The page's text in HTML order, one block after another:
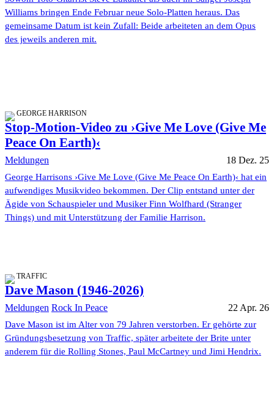
Williams bringen Ende Februar neue Solo-Platten heraus. Das
gemeinsame Datum ist kein Zufall: Beide arbeiteten an dem Opus
des jeweils anderen mit.
GEORGE HARRISON
Stop-Motion-Video zu ›Give Me Love (Give Me
Peace On Earth)‹
Meldungen 18 Dez. 25
George Harrisons ›Give Me Love (Give Me Peace On Earth)‹ hat ein
aufwendiges Musikvideo bekommen. Der Clip entstand unter der
Ägide von Schauspieler und Musiker Finn Wolfhard (Stranger
Things) und mit Unterstützung der Familie Harrison.
TRAFFIC
Dave Mason (1946-2026)
Meldungen Rock In Peace 22 Apr. 26
Dave Mason ist im Alter von 79 Jahren verstorben. Er gehörte zur
Gründungsbesetzung von Traffic, später arbeitete der Brite unter
anderem für die Rolling Stones, Paul McCartney und Jimi Hendrix.